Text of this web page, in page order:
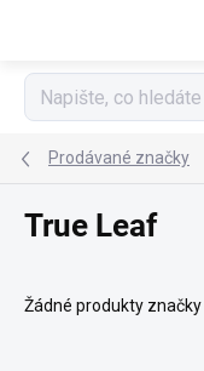
Prodávané značky
True Leaf
Žádné produkty značky